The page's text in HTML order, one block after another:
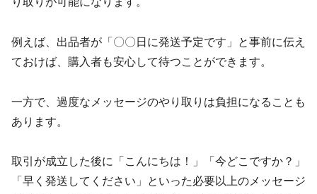
例えば、出品者が「〇〇日に発送予定です」と事前に伝え
ておけば、購入者も安心して待つことができます。
一方で、過度なメッセージのやり取りは負担になることも
あります。
取引が成立した後に「こんにちは！」「今どこですか？」
「早く発送してください」といった必要以上のメッセージ